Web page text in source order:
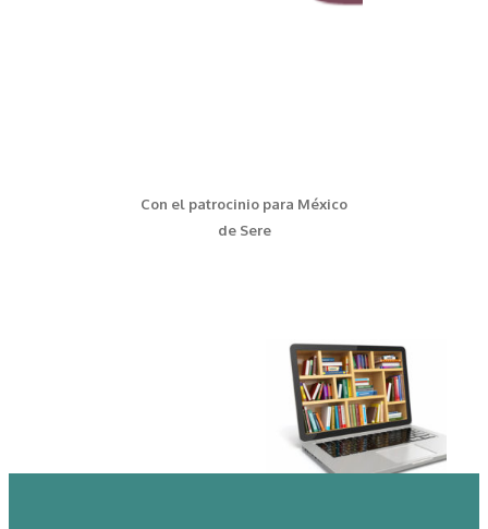
Con el patrocinio para México
de Sere